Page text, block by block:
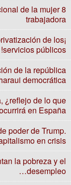
de la mujer
trabajadora
de los
servicios públicos!
de la república
democrática
¿reflejo de lo que
en España?
poder de Trump.
en crisis
la pobreza y el
desempleo…